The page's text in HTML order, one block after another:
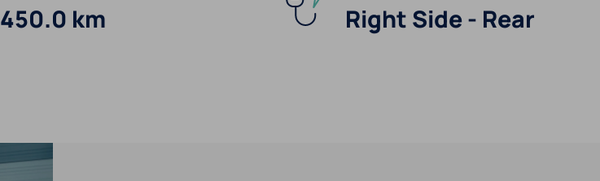
450.0 km Right Side - Rear